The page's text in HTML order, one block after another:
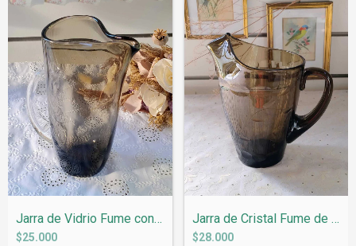
Jarra de Vidrio Fume con pico atrapa hie...
$25.000
Jarra de Cristal Fume de 1 litros en rel...
$28.000